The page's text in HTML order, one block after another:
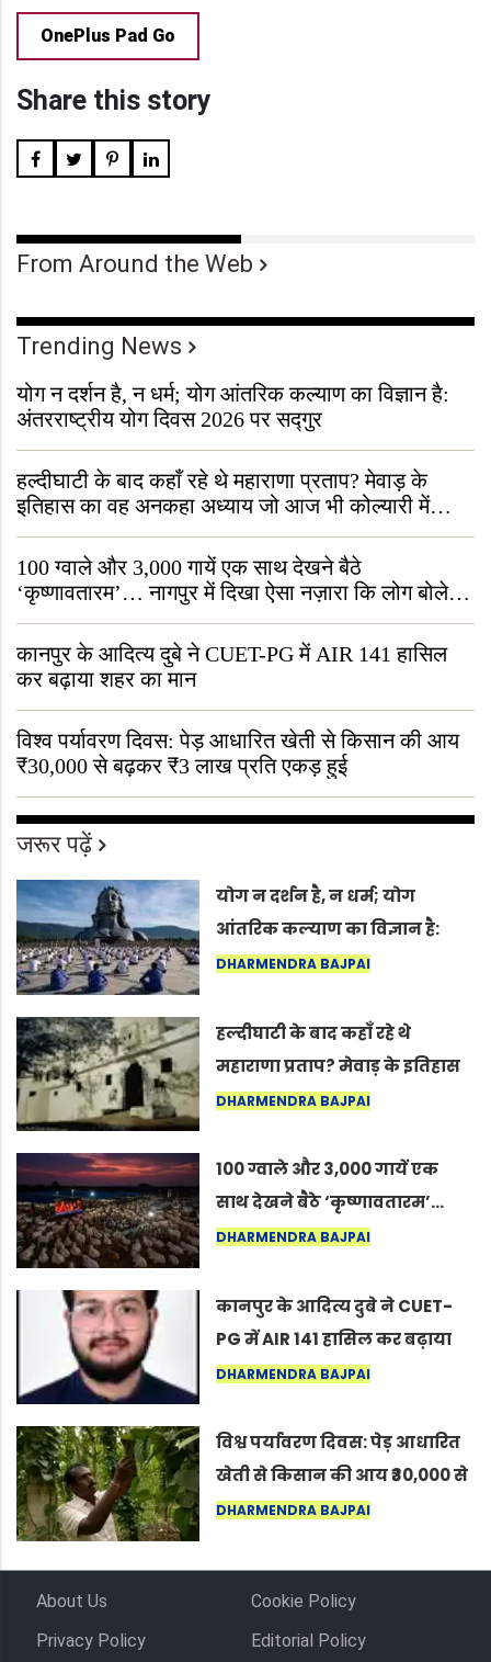
OnePlus Pad Go
Share this story
From Around the Web
Trending News
योग न दर्शन है, न धर्म; योग आंतरिक कल्याण का विज्ञान है:
अंतरराष्ट्रीय योग दिवस 2026 पर सद्गुर
हल्दीघाटी के बाद कहाँ रहे थे महाराणा प्रताप? मेवाड़ के
इतिहास का वह अनकहा अध्याय जो आज भी कोल्यारी में
जीवित है
100 ग्वाले और 3,000 गायें एक साथ देखने बैठे
‘कृष्णावतारम’… नागपुर में दिखा ऐसा नज़ारा कि लोग बोले,
“ऐसा तो सिर्फ़ कृष्ण ही कर सकते हैं”
कानपुर के आदित्य दुबे ने CUET-PG में AIR 141 हासिल
कर बढ़ाया शहर का मान
विश्व पर्यावरण दिवस: पेड़ आधारित खेती से किसान की आय
₹30,000 से बढ़कर ₹3 लाख प्रति एकड़ हुई
जरूर पढ़ें
योग न दर्शन है, न धर्म; योग
आंतरिक कल्याण का विज्ञान है:
अंतरराष्ट्रीय योग दिवस 2026 पर
DHARMENDRA BAJPAI
हल्दीघाटी के बाद कहाँ रहे थे
महाराणा प्रताप? मेवाड़ के इतिहास
का वह अनकहा अध्याय जो आज भी
DHARMENDRA BAJPAI
100 ग्वाले और 3,000 गायें एक
साथ देखने बैठे ‘कृष्णावतारम’…
नागपुर में दिखा ऐसा नज़ारा कि
कर सकते हैं”
DHARMENDRA BAJPAI
कानपुर के आदित्य दुबे ने CUET-
PG में AIR 141 हासिल कर बढ़ाया
शहर का मान
DHARMENDRA BAJPAI
विश्व पर्यावरण दिवस: पेड़ आधारित
खेती से किसान की आय ₹30,000 से
बढ़कर ₹3 लाख प्रति एकड़ हुई
DHARMENDRA BAJPAI
About Us
Cookie Policy
Privacy Policy
Editorial Policy